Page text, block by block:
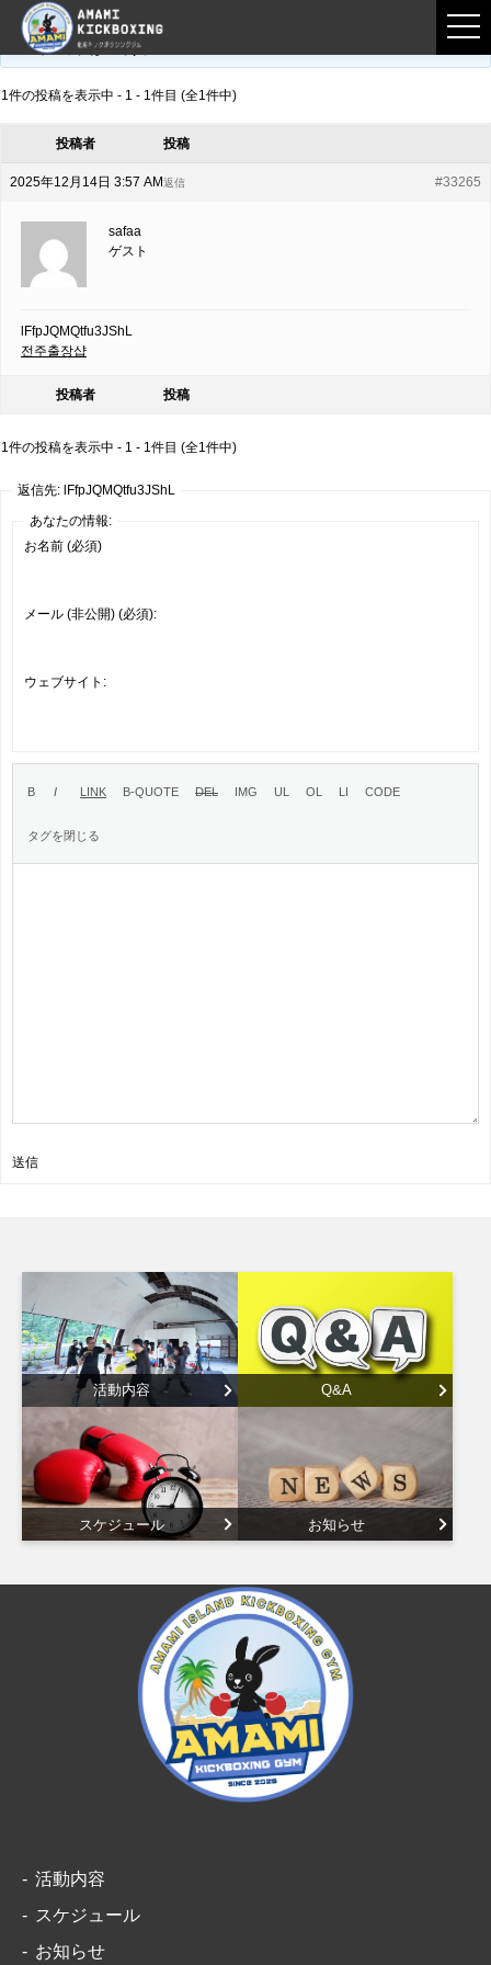
フロントページ › フォーラム
このトピックは空です。
1件の投稿を表示中 - 1 - 1件目 (全1件中)
投稿者 投稿
2025年12月14日 3:57 AM #33265
返信
safaa
ゲスト
lFfpJQMQtfu3JShL
전주출장샵
投稿者 投稿
1件の投稿を表示中 - 1 - 1件目 (全1件中)
返信先: lFfpJQMQtfu3JShL
あなたの情報:
お名前 (必須)
メール (非公開) (必須):
ウェブサイト:
送信
活動内容 Q&A
スケジュール お知らせ
活動内容
スケジュール
お知らせ